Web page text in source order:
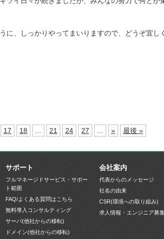
に、しっかりやってまいりますので、どうぞ宜し
17 18 ... 21 24 27 ... » 最後 »
サポート
フルマネージドサービス・サポー
ト範囲
FAQ/よくある質問はこちら
無料導入コンサルティング
サーバ(他社からの移転)
ドメイン(他社からの移転)
会社案内
代表からのメッセージ
社名の由来
CSR(環境への取り組み)
求人情報・エンジニア募